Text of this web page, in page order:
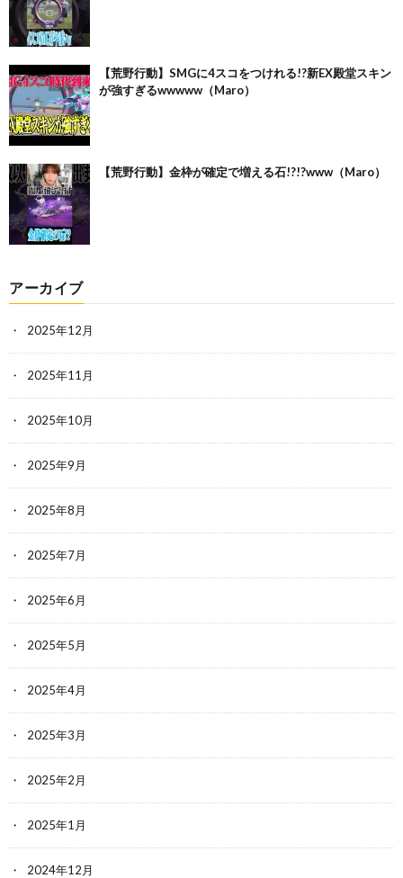
【荒野行動】SMGに4スコをつけれる!?新EX殿堂スキン
が強すぎるwwwww（Maro）
【荒野行動】金枠が確定で増える石!?!?www（Maro）
アーカイブ
2025年12月
2025年11月
2025年10月
2025年9月
2025年8月
2025年7月
2025年6月
2025年5月
2025年4月
2025年3月
2025年2月
2025年1月
2024年12月